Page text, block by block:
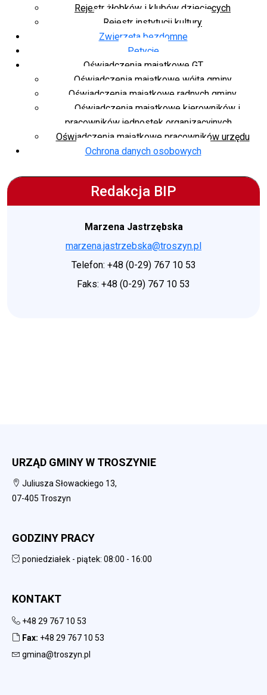
Rejestr żłobków i klubów dziecięcych
Rejestr instytucji kultury
Zwierzęta bezdomne
Petycje
Oświadczenia majątkowe GT
Oświadczenia majątkowe wójta gminy
Oświadczenia majątkowe radnych gminy
Oświadczenia majątkowe kierowników i
pracowników jednostek organizacyjnych
Oświadczenia majątkowe pracowników urzędu
Ochrona danych osobowych
Redakcja BIP
Marzena Jastrzębska
marzena.jastrzebska@troszyn.pl
Telefon: +48 (0-29) 767 10 53
Faks: +48 (0-29) 767 10 53
URZĄD GMINY W TROSZYNIE
Juliusza Słowackiego 13,
07-405 Troszyn
GODZINY PRACY
poniedziałek - piątek: 08:00 - 16:00
KONTAKT
+48 29 767 10 53
Fax: +48 29 767 10 53
gmina@troszyn.pl